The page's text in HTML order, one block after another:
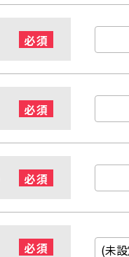
必須
必須
必須
必須